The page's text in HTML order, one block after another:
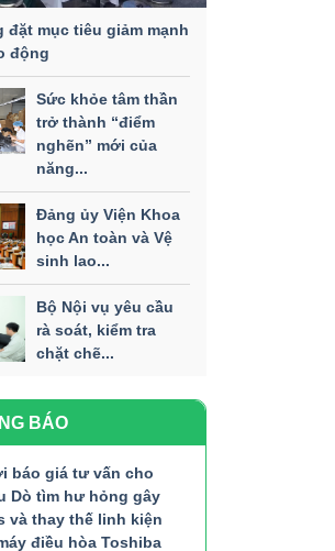
đặt mục tiêu giảm mạnh
động
Sức khỏe tâm thần
trở thành “điểm
nghẽn” mới của
năng...
Đảng ủy Viện Khoa
học An toàn và Vệ
sinh lao...
Bộ Nội vụ yêu cầu
rà soát, kiểm tra
chặt chẽ...
BÁO
báo giá tư vấn cho
Dò tìm hư hỏng gây
và thay thế linh kiện
điều hòa Toshiba